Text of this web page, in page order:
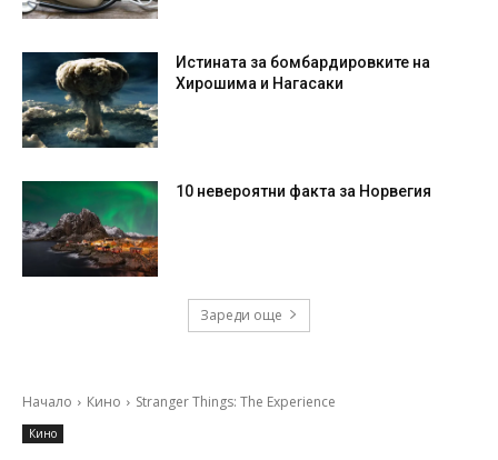
Истината за бомбардировките на
Хирошима и Нагасаки
10 невероятни факта за Норвегия
Зареди още